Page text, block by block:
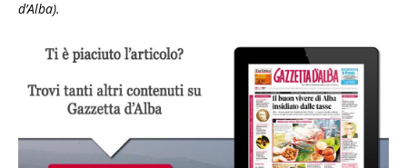
d’Alba).